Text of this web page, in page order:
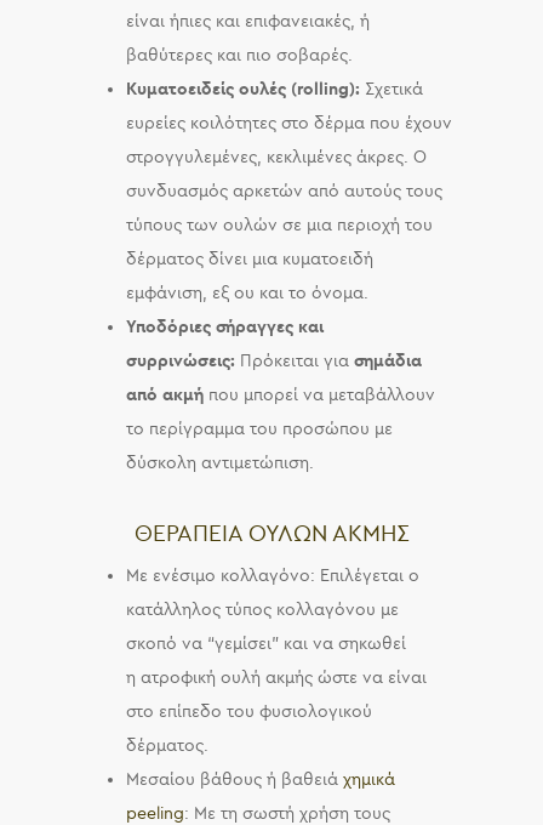
είναι ήπιες και επιφανειακές, ή
βαθύτερες και πιο σοβαρές.
Κυματοειδείς ουλές (rolling): Σχετικά
ευρείες κοιλότητες στο δέρμα που έχουν
στρογγυλεμένες, κεκλιμένες άκρες. Ο
συνδυασμός αρκετών από αυτούς τους
τύπους των ουλών σε μια περιοχή του
δέρματος δίνει μια κυματοειδή
εμφάνιση, εξ ου και το όνομα.
Υποδόριες σήραγγες και
συρρινώσεις: Πρόκειται για σημάδια
από ακμή που μπορεί να μεταβάλλουν
το περίγραμμα του προσώπου με
δύσκολη αντιμετώπιση.
ΘΕΡΑΠΕΙΑ ΟΥΛΩΝ ΑΚΜΗΣ
Με ενέσιμο κολλαγόνο: Επιλέγεται ο
κατάλληλος τύπος κολλαγόνου με
σκοπό να “γεμίσει” και να σηκωθεί
η ατροφική ουλή ακμής ώστε να είναι
στο επίπεδο του φυσιολογικού
δέρματος.
Μεσαίου βάθους ή βαθειά χημικά
peeling: Με τη σωστή χρήση τους